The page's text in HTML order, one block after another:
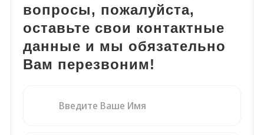
вопросы, пожалуйста,
оставьте свои контактные
данные и мы обязательно
Вам перезвоним!